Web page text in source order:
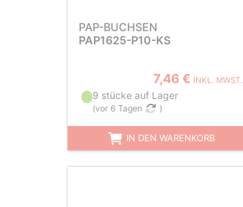
PAP-BUCHSEN
PAP1625-P10-KS
7,46 € INKL. MWST.
9 stücke auf Lager
(vor 6 Tagen )
IN DEN WARENKORB